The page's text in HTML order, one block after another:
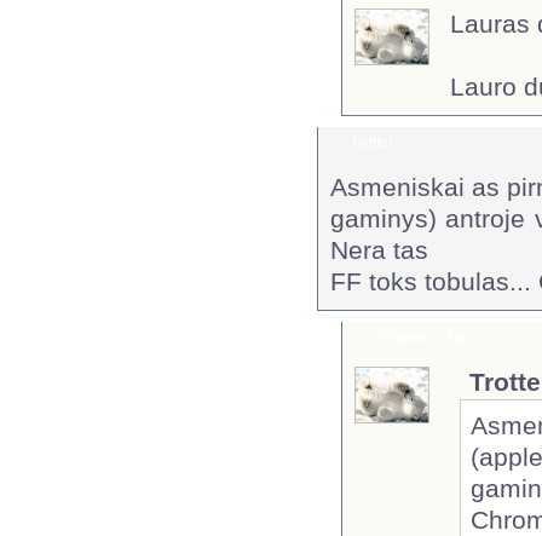
Lauras
Lauro
Asmeniskai as
gaminys) antroje
Nera tas
FF toks tobulas...
(apple